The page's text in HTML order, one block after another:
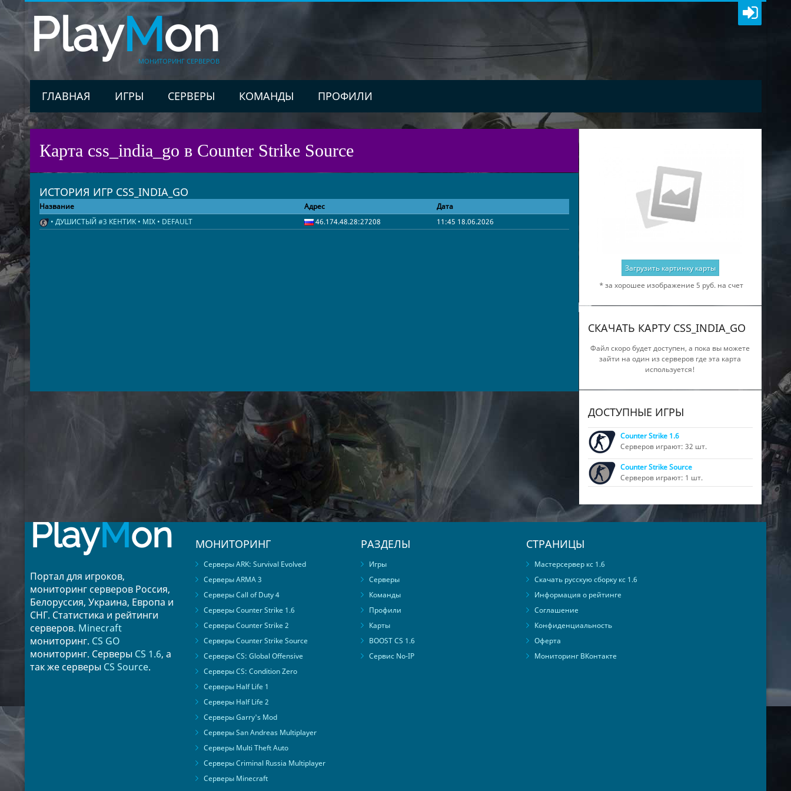
PlayMon
МОНИТОРИНГ СЕРВЕРОВ
ГЛАВНАЯ ИГРЫ СЕРВЕРЫ КОМАНДЫ ПРОФИЛИ
Карта css_india_go в Counter Strike Source
ИСТОРИЯ ИГР CSS_INDIA_GO
Название Адрес
Дата
• ДУШИСТЫЙ #3 КЕНТИK • MIX • DEFAULT
46.174.48.28:27208 11:45 18.06.2026
Загрузить картинку карты
* за хорошее изображение 5 руб. на счет
СКАЧАТЬ КАРТУ CSS_INDIA_GO
Файл скоро будет доступен, а пока вы можете
зайти на один из серверов где эта карта
используется!
ДОСТУПНЫЕ ИГРЫ
Counter Strike 1.6
Серверов играют: 32 шт.
Counter Strike Source
Серверов играют: 1 шт.
PlayMon
Портал для игроков,
мониторинг серверов Россия,
Белоруссия, Украина, Европа и
СНГ. Статистика и рейтинги
серверов. Minecraft
мониторинг. CS GO
мониторинг. Серверы CS 1.6, а
так же серверы CS Source.
МОНИТОРИНГ
Серверы ARK: Survival Evolved
Серверы ARMA 3
Серверы Call of Duty 4
Серверы Counter Strike 1.6
Серверы Counter Strike 2
Серверы Counter Strike Source
Серверы CS: Global Offensive
Серверы CS: Condition Zero
Серверы Half Life 1
Серверы Half Life 2
Серверы Garry's Mod
Серверы San Andreas Multiplayer
Серверы Multi Theft Auto
Серверы Criminal Russia Multiplayer
Серверы Minecraft
РАЗДЕЛЫ
Игры
Серверы
Команды
Профили
Карты
BOOST CS 1.6
Сервис No-IP
СТРАНИЦЫ
Мастерсервер кс 1.6
Скачать русскую сборку кс 1.6
Информация о рейтинге
Соглашение
Конфиденциальность
Оферта
Мониторинг ВКонтакте